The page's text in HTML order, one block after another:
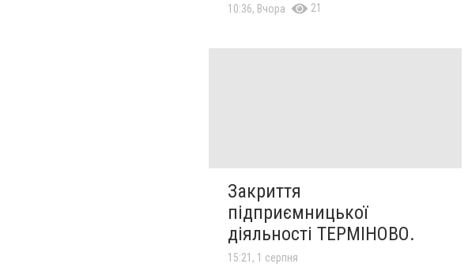
10:36, Вчора 21
Закриття
підприємницької
діяльності ТЕРМІНОВО.
15:21, 1 серпня